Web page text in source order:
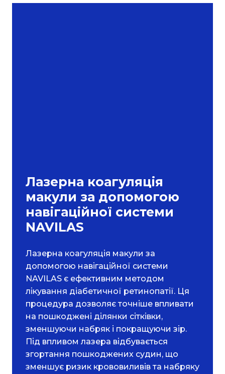
Лазерна коагуляція
макули за допомогою
навігаційної системи
NAVILAS
Лазерна коагуляція макули за
допомогою навігаційної системи
NAVILAS є ефективним методом
лікування діабетичної ретинопатії. Ця
процедура дозволяє точніше впливати
на пошкоджені ділянки сітківки,
зменшуючи набряк і покращуючи зір.
Під впливом лазера відбувається
згортання пошкоджених судин, що
зменшує ризик крововиливів та набряку